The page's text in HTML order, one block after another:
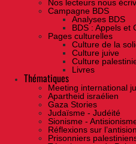
Nos lecteurs nous
Campagne BDS
Analyses BDS
BDS : Appels et
Pages culturelles
Culture de la
Culture juive
Culture
Livres
Thématiques
Meeting international
Apartheid israélien
Gaza Stories
Judaïsme - Judéité
Sionisme -
Réflexions sur
Prisonniers